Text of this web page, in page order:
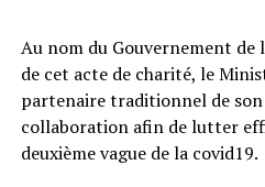
Au nom du Gouvernement de
de cet acte de charité, le
partenaire traditionnel de
collaboration afin de lutter
deuxième vague de la covid19.